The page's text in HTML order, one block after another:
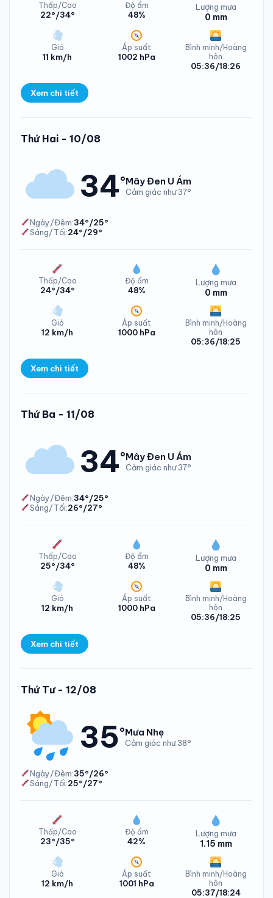
Thấp/Cao
22°/34°
Độ ẩm
48%
Lượng mưa
0 mm
Gió
11 km/h
Áp suất
1002 hPa
Bình minh/Hoàng
hôn
05:36/18:26
Xem chi tiết
Nhiệt độ Xã Kỳ Thượng Chủ Nhật - 09/08/2026
Thứ Hai - 10/08
34°Mây Đen U Ám
Cảm giác như 37°
Ngày/Đêm:34°/25°
Sáng/Tối:24°/29°
Thấp/Cao
24°/34°
Độ ẩm
48%
Lượng mưa
0 mm
Gió
12 km/h
Áp suất
1000 hPa
Bình minh/Hoàng
hôn
05:36/18:25
Xem chi tiết
Nhiệt độ Xã Kỳ Thượng Thứ Hai - 10/08/2026
Thứ Ba - 11/08
34°Mây Đen U Ám
Cảm giác như 37°
Ngày/Đêm:34°/25°
Sáng/Tối:26°/27°
Thấp/Cao
25°/34°
Độ ẩm
48%
Lượng mưa
0 mm
Gió
12 km/h
Áp suất
1000 hPa
Bình minh/Hoàng
hôn
05:36/18:25
Xem chi tiết
Nhiệt độ Xã Kỳ Thượng Thứ Ba - 11/08/2026
Thứ Tư - 12/08
35°Mưa Nhẹ
Cảm giác như 38°
Ngày/Đêm:35°/26°
Sáng/Tối:25°/27°
Thấp/Cao
23°/35°
Độ ẩm
42%
Lượng mưa
1.15 mm
Gió
12 km/h
Áp suất
1001 hPa
Bình minh/Hoàng
hôn
05:37/18:24